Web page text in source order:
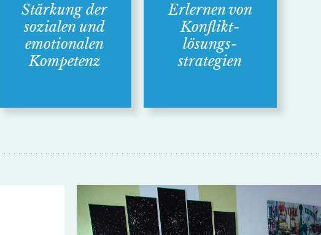
Stärkung der
sozialen und
emotio­nalen
Kompe­tenz
Erlernen von
Konflikt­
lösungs­
strategien